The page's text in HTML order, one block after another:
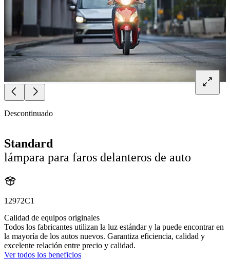
Descontinuado
Standard
lámpara para faros delanteros de auto
12972C1
Calidad de equipos originales
Todos los fabricantes utilizan la luz estándar y la puede encontrar en
la mayoría de los autos nuevos. Garantiza eficiencia, calidad y
excelente relación entre precio y calidad.
Ver todos los beneficios